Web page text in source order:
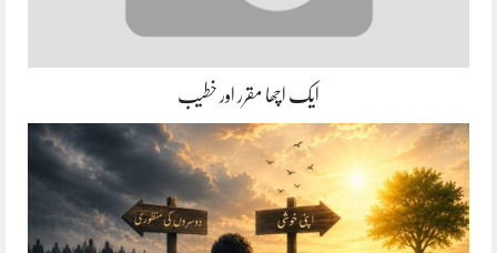
ایک اچھا مقرر اور خطیب